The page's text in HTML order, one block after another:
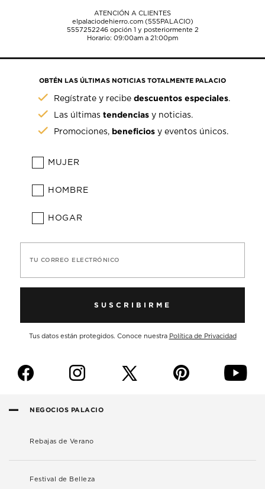
ATENCIÓN A CLIENTES
elpalaciodehierro.com (555PALACIO)
5557252246opción 1 y posteriormente 2
Horario: 09:00am a 21:00pm
OBTÉN LAS ÚLTIMAS NOTICIAS TOTALMENTE PALACIO
Regístrate y recibedescuentos especiales.
Las últimastendencias y noticias.
Promociones, beneficios y eventos únicos.
MUJER
HOMBRE
HOGAR
TU CORREO ELECTRÓNICO
SUSCRIBIRME
Tus datos están protegidos. Conoce nuestra Política de Privacidad
f i p y
NEGOCIOS PALACIO
Rebajas de Verano
Festival de Belleza